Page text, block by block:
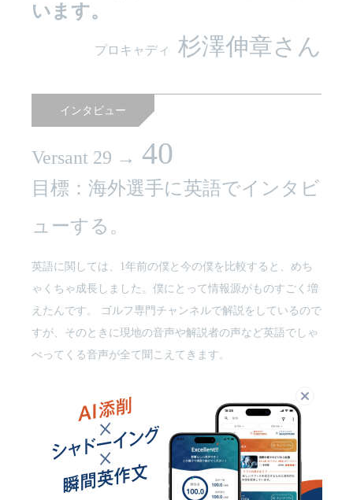
います。
プロキャディ 杉澤伸章さん
インタビュー
Versant 29 → 40
目標：海外選手に英語でインタビ
ューする。
英語に関しては、1年前の僕と今の僕を比較すると、めち
ゃくちゃ成長しました。僕にとって情報源がものすごく増
えたんです。 ゴルフ専門チャンネルで解説をしているので
すが、そのときに現地の音声や解説者の声など英語でしゃ
べってくる音声が全て聞こえてきます。
それはテレビでは放送されていないのですが、映像だけで
は入ってこない情報が耳から入ってくるので、それを聞き
ながらしゃべっています。 現地のリポーターや解説者は一
番リアルな情報なので、それが耳に入ってくることによっ
て、例えば解説でも「今、現地ではこういうことを言って